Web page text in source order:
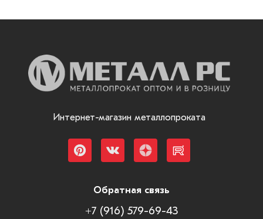
Интернет-магазин металлопроката
Обратная связь
+7 (916) 579-69-43